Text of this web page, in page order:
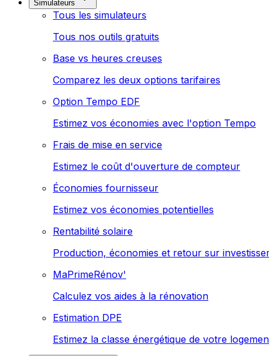
Simulateurs
Tous les simulateurs
Tous nos outils gratuits
Base vs heures creuses
Comparez les deux options tarifaires
Option Tempo EDF
Estimez vos économies avec l'option Tempo
Frais de mise en service
Estimez le coût d'ouverture de compteur
Économies fournisseur
Estimez vos économies potentielles
Rentabilité solaire
Production, économies et retour sur
MaPrimeRénov'
Calculez vos aides à la rénovation
Estimation DPE
Estimez la classe énergétique de votre